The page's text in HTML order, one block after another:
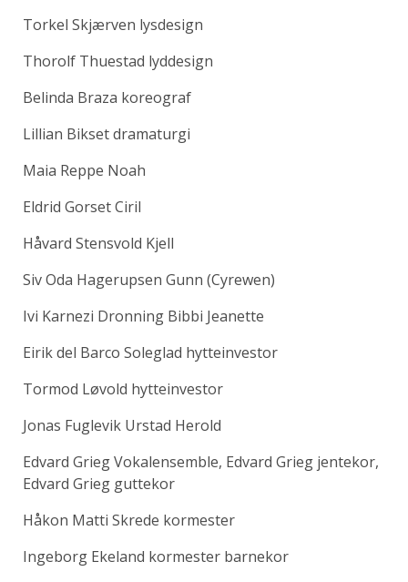
Torkel Skjærven lysdesign
Thorolf Thuestad lyddesign
Belinda Braza koreograf
Lillian Bikset dramaturgi
Maia Reppe Noah
Eldrid Gorset Ciril
Håvard Stensvold Kjell
Siv Oda Hagerupsen Gunn (Cyrewen)
Ivi Karnezi Dronning Bibbi Jeanette
Eirik del Barco Soleglad hytteinvestor
Tormod Løvold hytteinvestor
Jonas Fuglevik Urstad Herold
Edvard Grieg Vokalensemble, Edvard Grieg jentekor,
Edvard Grieg guttekor
Håkon Matti Skrede kormester
Ingeborg Ekeland kormester barnekor